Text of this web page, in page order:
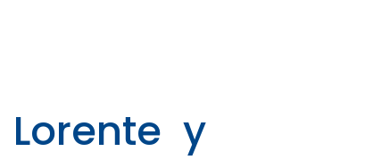
Lorente y